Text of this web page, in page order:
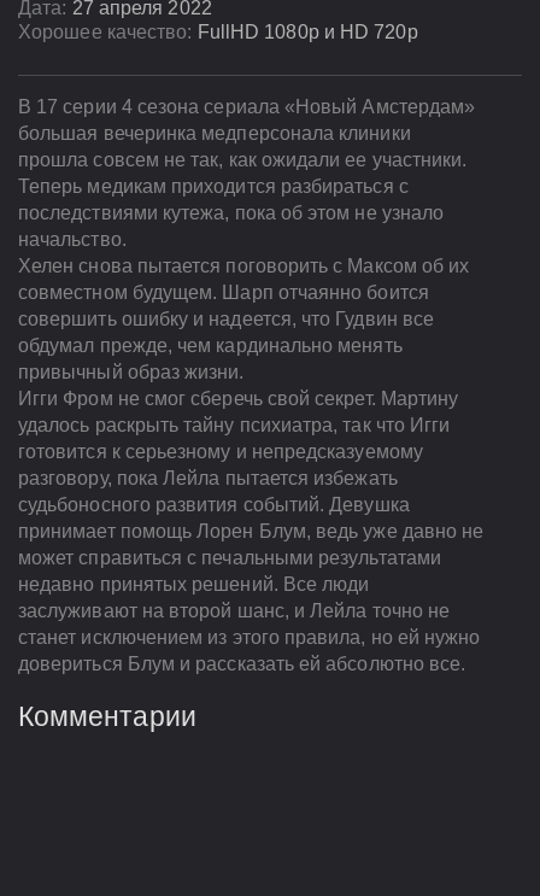
Дата: 27 апреля 2022
Хорошее качество: FullHD 1080p и HD 720p
В 17 серии 4 сезона сериала «Новый Амстердам»
большая вечеринка медперсонала клиники
прошла совсем не так, как ожидали ее участники.
Теперь медикам приходится разбираться с
последствиями кутежа, пока об этом не узнало
начальство.
Хелен снова пытается поговорить с Максом об их
совместном будущем. Шарп отчаянно боится
совершить ошибку и надеется, что Гудвин все
обдумал прежде, чем кардинально менять
привычный образ жизни.
Игги Фром не смог сберечь свой секрет. Мартину
удалось раскрыть тайну психиатра, так что Игги
готовится к серьезному и непредсказуемому
разговору, пока Лейла пытается избежать
судьбоносного развития событий. Девушка
принимает помощь Лорен Блум, ведь уже давно не
может справиться с печальными результатами
недавно принятых решений. Все люди
заслуживают на второй шанс, и Лейла точно не
станет исключением из этого правила, но ей нужно
довериться Блум и рассказать ей абсолютно все.
Комментарии